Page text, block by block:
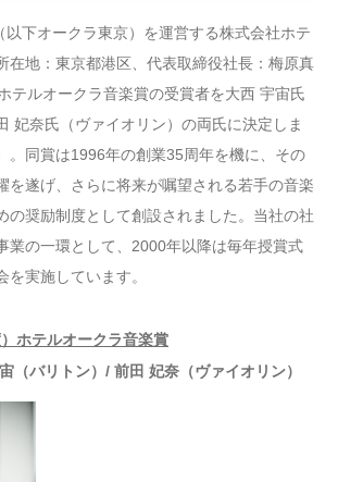
下オークラ東京）を運営する株式会社ホテ
在地：東京都港区、代表取締役社長：梅原真
テルオークラ音楽賞の受賞者を大西 宇宙氏
妃奈氏（ヴァイオリン）の両氏に決定しま
。同賞は1996年の創業35周年を機に、その
を遂げ、さらに将来が嘱望される若手の音楽
の奨励制度として創設されました。当社の社
業の一環として、2000年以降は毎年授賞式
を実施しています。
ホテルオークラ音楽賞
（バリトン）/ 前田 妃奈（ヴァイオリン）